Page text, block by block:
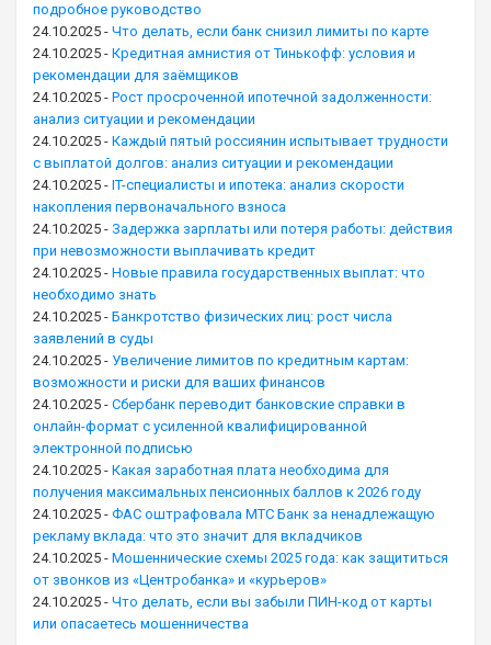
подробное руководство
24.10.2025 - Что делать, если банк снизил лимиты по карте
24.10.2025 - Кредитная амнистия от Тинькофф: условия и
рекомендации для заёмщиков
24.10.2025 - Рост просроченной ипотечной задолженности:
анализ ситуации и рекомендации
24.10.2025 - Каждый пятый россиянин испытывает трудности
с выплатой долгов: анализ ситуации и рекомендации
24.10.2025 - IT-специалисты и ипотека: анализ скорости
накопления первоначального взноса
24.10.2025 - Задержка зарплаты или потеря работы: действия
при невозможности выплачивать кредит
24.10.2025 - Новые правила государственных выплат: что
необходимо знать
24.10.2025 - Банкротство физических лиц: рост числа
заявлений в суды
24.10.2025 - Увеличение лимитов по кредитным картам:
возможности и риски для ваших финансов
24.10.2025 - Сбербанк переводит банковские справки в
онлайн-формат с усиленной квалифицированной
электронной подписью
24.10.2025 - Какая заработная плата необходима для
получения максимальных пенсионных баллов к 2026 году
24.10.2025 - ФАС оштрафовала МТС Банк за ненадлежащую
рекламу вклада: что это значит для вкладчиков
24.10.2025 - Мошеннические схемы 2025 года: как защититься
от звонков из «Центробанка» и «курьеров»
24.10.2025 - Что делать, если вы забыли ПИН-код от карты
или опасаетесь мошенничества